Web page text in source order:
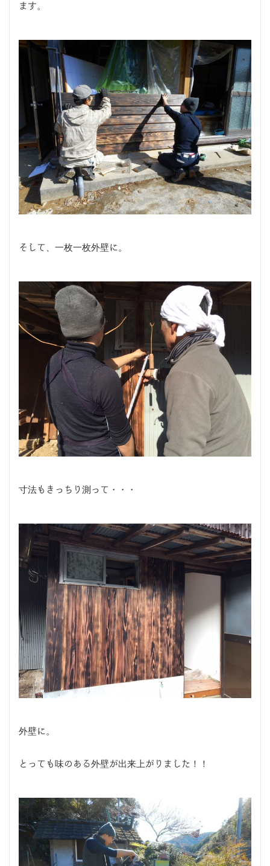
ます。
そして、一枚一枚外壁に。
寸法もきっちり測って・・・
外壁に。
とっても味のある外壁が出来上がりました！！